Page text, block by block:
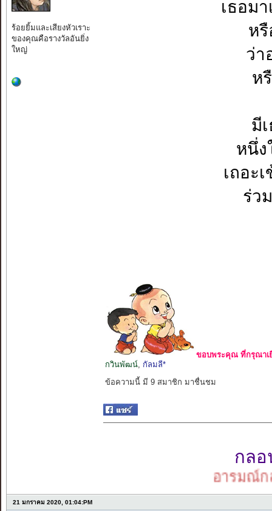
ร้อยยิ้มและเสียงหัวเราะ
ของคุณคือรางวัลอันยิ่ง
ใหญ่
เธอม
ห
ว่า
ห
มี
หนึ่ง
เถอะ
ร่ว
ขอบพระคุณ ที่กรุณาเ
กวินพัฒน์, กัลมลี*
ข้อความนี้ มี 9 สมาชิก มาชื่นชม
กลอ
อารมณ์กลอน
21 มกราคม 2020, 01:04:PM